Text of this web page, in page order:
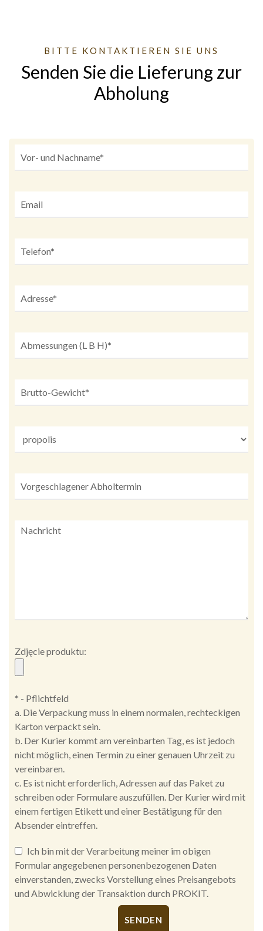
BITTE KONTAKTIEREN SIE UNS
Senden Sie die Lieferung zur
Abholung
Zdjęcie produktu:
* - Pflichtfeld
a. Die Verpackung muss in einem normalen, rechteckigen
Karton verpackt sein.
b. Der Kurier kommt am vereinbarten Tag, es ist jedoch
nicht möglich, einen Termin zu einer genauen Uhrzeit zu
vereinbaren.
c. Es ist nicht erforderlich, Adressen auf das Paket zu
schreiben oder Formulare auszufüllen. Der Kurier wird mit
einem fertigen Etikett und einer Bestätigung für den
Absender eintreffen.
Ich bin mit der Verarbeitung meiner im obigen
Formular angegebenen personenbezogenen Daten
einverstanden, zwecks Vorstellung eines Preisangebots
und Abwicklung der Transaktion durch PROKIT.